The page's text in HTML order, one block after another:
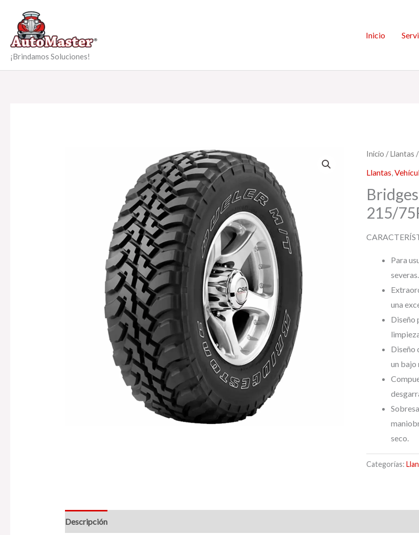
contenido
¡Brindamos Soluciones!
Inicio
Inicio /Llantas /
Llantas,
215/
Para
severas.
una
Diseño
Diseño
un bajo
seco.
Categorías:
Descripción